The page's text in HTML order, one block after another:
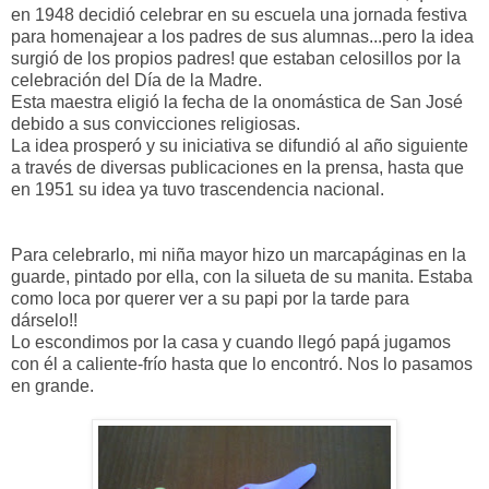
en 1948 decidió celebrar en su escuela una jornada festiva
para homenajear a los padres de sus alumnas...pero la idea
surgió de los propios padres! que estaban celosillos por la
celebración del Día de la Madre.
Esta maestra eligió la fecha de la onomástica de San José
debido a sus convicciones religiosas.
La idea prosperó y su iniciativa se difundió al año siguiente
a través de diversas publicaciones en la prensa, hasta que
en 1951 su idea ya tuvo trascendencia nacional.
Para celebrarlo, mi niña mayor hizo un marcapáginas en la
guarde, pintado por ella, con la silueta de su manita. Estaba
como loca por querer ver a su papi por la tarde para
dárselo!!
Lo escondimos por la casa y cuando llegó papá jugamos
con él a caliente-frío hasta que lo encontró. Nos lo pasamos
en grande.